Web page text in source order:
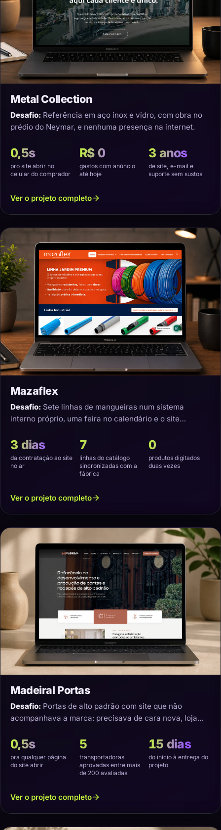
Metal Collection
Desafio: Referência em aço inox e vidro, com obra no
prédio do Neymar, e nenhuma presença na internet.
0,5s
pro site abrir no
celular do comprador
R$ 0
gastos com anúncio
até hoje
3 anos
de site, e-mail e
suporte sem sustos
Ver o projeto completo
Mazaflex
Desafio: Sete linhas de mangueiras num sistema
interno próprio, uma feira no calendário e o site
3 dias
da contratação ao site
no ar
7
linhas do catálogo
sincronizadas com a
fábrica
0
produtos digitados
duas vezes
Ver o projeto completo
Madeiral Portas
Desafio: Portas de alto padrão com site que não
acompanhava a marca: precisava de cara nova, loja
0,5s
pra qualquer página
do site abrir
5
transportadoras
aprovadas entre mais
de 200 avaliadas
15 dias
do início à entrega do
projeto
Ver o projeto completo